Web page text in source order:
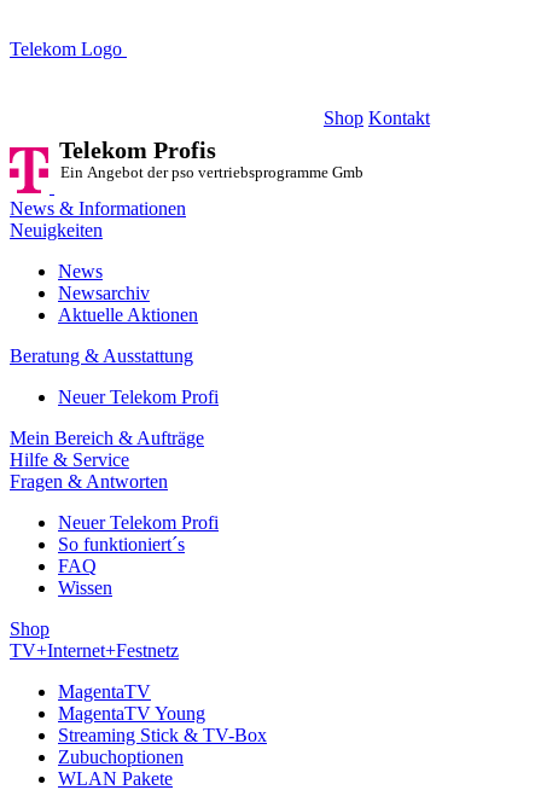
Telekom Logo
Shop Kontakt
Telekom Profis
Ein Angebot der pso vertriebsprogramme GmbH
News & Informationen
Neuigkeiten
News
Newsarchiv
Aktuelle Aktionen
Beratung & Ausstattung
Neuer Telekom Profi
Mein Bereich & Aufträge
Hilfe & Service
Fragen & Antworten
Neuer Telekom Profi
So funktioniert´s
FAQ
Wissen
Shop
TV+Internet+Festnetz
MagentaTV
MagentaTV Young
Streaming Stick & TV-Box
Zubuchoptionen
WLAN Pakete